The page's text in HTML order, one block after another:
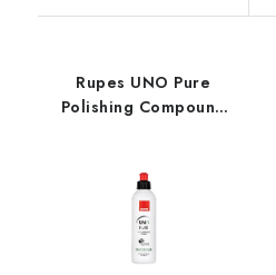
Rupes UNO Pure
Polishing Compound